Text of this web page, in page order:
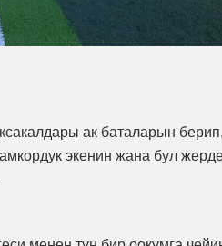
ак баталарын
экенин жана бул